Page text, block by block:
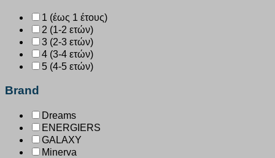
1 (έως 1 έτους)
2 (1-2 ετών)
3 (2-3 ετών)
4 (3-4 ετών)
5 (4-5 ετών)
Brand
Dreams
ENERGIERS
GALAXY
Minerva